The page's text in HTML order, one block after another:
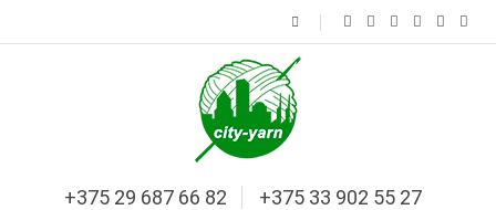
+375 29 687 66 82 +375 33 902 55 27